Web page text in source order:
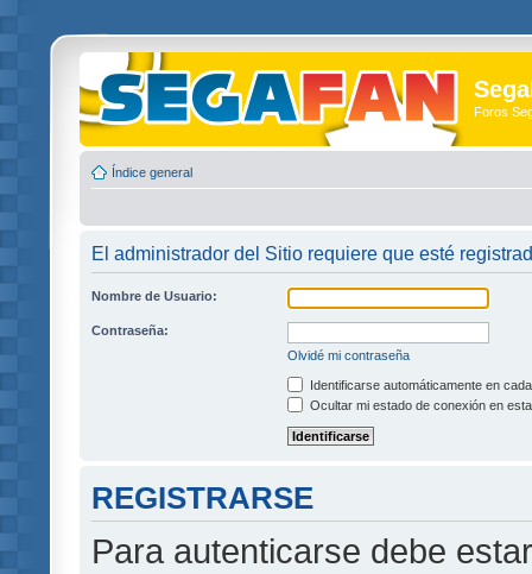
Foros
Índice general
El administrador del Sitio requiere que esté
Nombre de Usuario:
Contraseña:
Olvidé mi contraseña
Identificarse automáticamente en
Ocultar mi estado de conexión en
REGISTRARSE
Para autenticarse debe